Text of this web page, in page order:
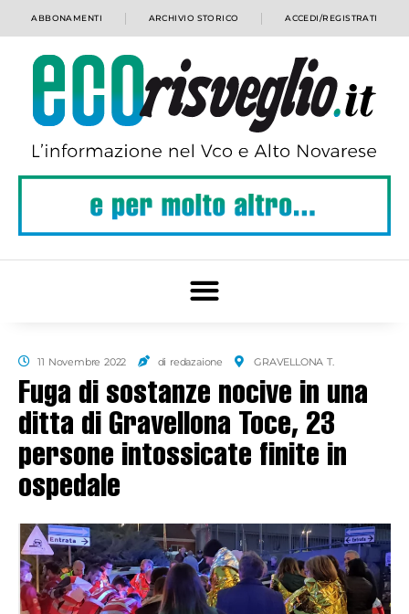
ABBONAMENTI ARCHIVIO STORICO ACCEDI/REGISTRATI
11 Novembre 2022 di redazaione GRAVELLONA T.
Fuga di sostanze nocive in una
ditta di Gravellona Toce, 23
persone intossicate finite in
ospedale